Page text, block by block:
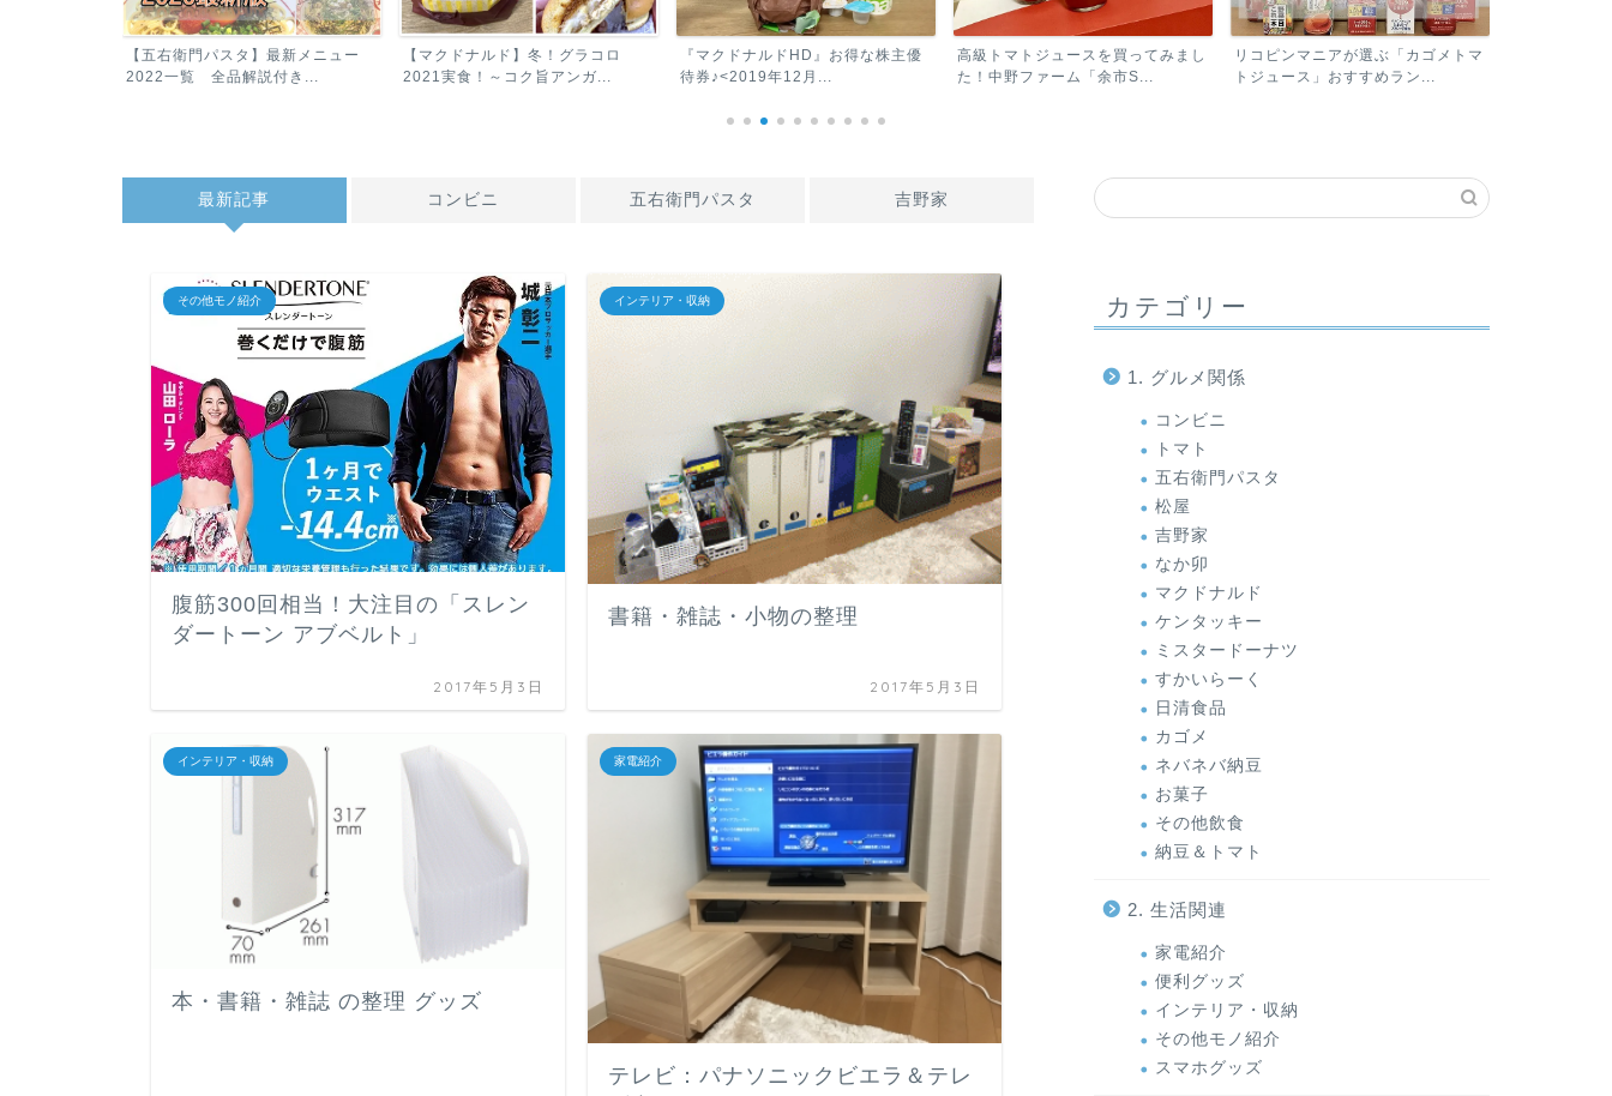
【マクドナルド】冬！グラコロ
2021実食！～コク旨アンガ...
『マクドナルドHD』お得な株主優
待券♪<2019年12月...
高級トマトジュースを買ってみまし
た！中野ファーム「余市S...
リコピンマニアが選ぶ「カゴメトマ
トジュース」おすすめラン...
『おいしい！』カゴメの最高傑作
「カゴメトマトジュースプレ...
最新記事 コンビニ 五右衛門パスタ 吉野家
その他モノ紹介
腹筋300回相当！大注目の「スレン
ダートーン アブベルト」
2017年5月3日
インテリア・収納
書籍・雑誌・小物の整理
2017年5月3日
インテリア・収納
本・書籍・雑誌 の整理 グッズ
家電紹介
テレビ：パナソニックビエラ＆テレ
コンビニ
【ローソン】プリンが美味しい！
「埋もれるショートケーキプリン」
堂監修 おやつコッペ とろけるかす
たーど＆フルーツ」
カテゴリー
1. グルメ関係
コンビニ
トマト
五右衛門パスタ
松屋
吉野家
なか卯
マクドナルド
ケンタッキー
ミスタードーナツ
すかいらーく
日清食品
カゴメ
ネバネバ納豆
お菓子
その他飲食
納豆＆トマト
2. 生活関連
家電紹介
便利グッズ
インテリア・収納
その他モノ紹介
スマホグッズ